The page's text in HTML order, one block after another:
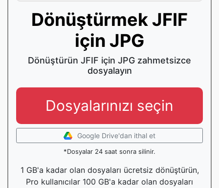
Dönüştürmek JFIF
için JPG
Dönüştürün JFIF için JPG zahmetsizce
dosyalayın
Dosyalarınızı seçin
Google Drive'dan ithal et
*Dosyalar 24 saat sonra silinir.
1 GB'a kadar olan dosyaları ücretsiz dönüştürün,
Pro kullanıcılar 100 GB'a kadar olan dosyaları